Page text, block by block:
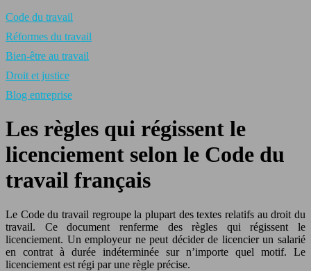
Code du travail
Réformes du travail
Bien-être au travail
Droit et justice
Blog entreprise
Les règles qui régissent le
licenciement selon le Code du
travail français
Le Code du travail regroupe la plupart des textes relatifs au droit du
travail. Ce document renferme des règles qui régissent le
licenciement. Un employeur ne peut décider de licencier un salarié
en contrat à durée indéterminée sur n’importe quel motif. Le
licenciement est régi par une règle précise.